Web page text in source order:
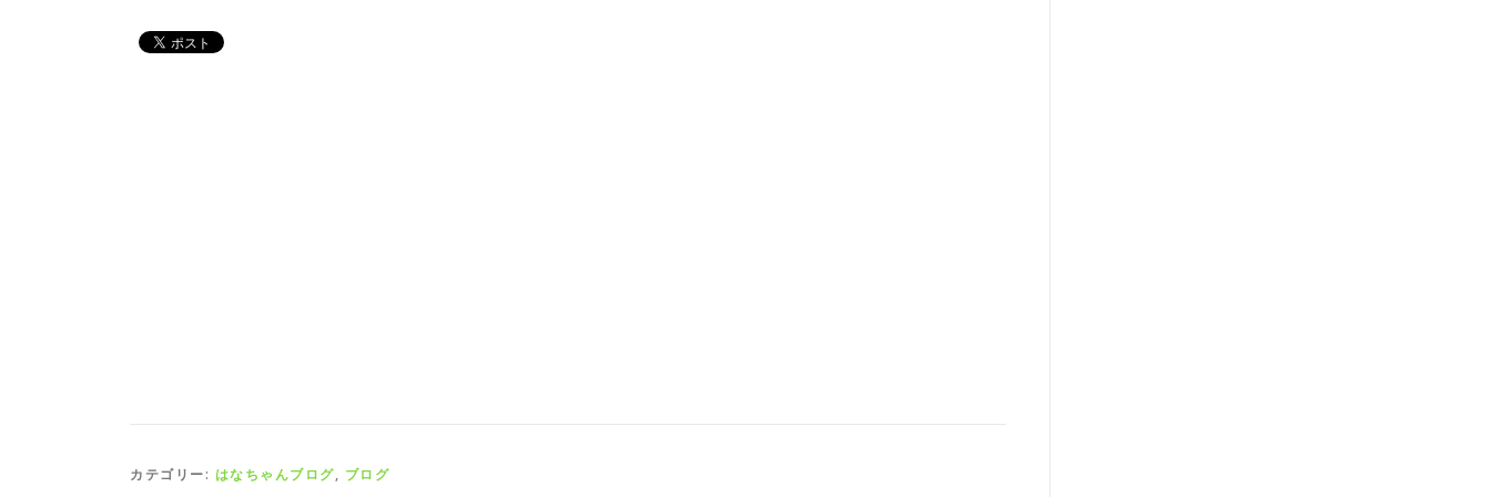
カテゴリー: はなちゃんブログ, ブログ